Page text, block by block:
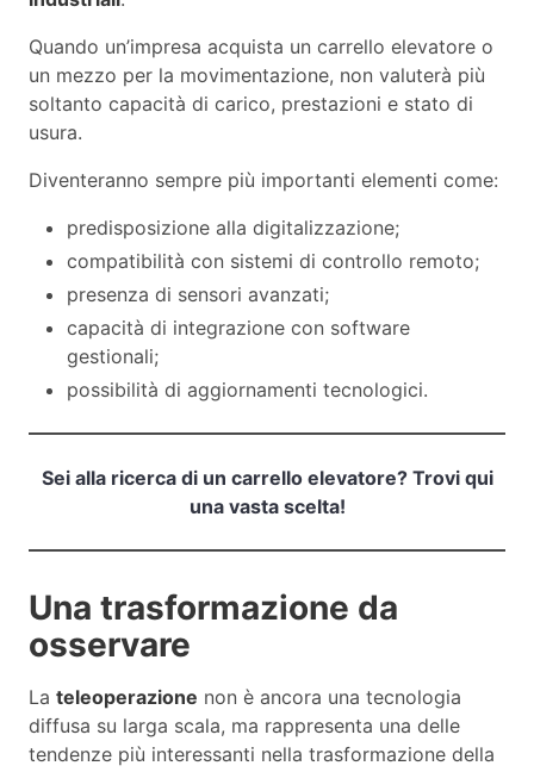
Quando un’impresa acquista un carrello elevatore o
un mezzo per la movimentazione, non valuterà più
soltanto capacità di carico, prestazioni e stato di
usura.
Diventeranno sempre più importanti elementi come:
predisposizione alla digitalizzazione;
compatibilità con sistemi di controllo remoto;
presenza di sensori avanzati;
capacità di integrazione con software
gestionali;
possibilità di aggiornamenti tecnologici.
Sei alla ricerca di un carrello elevatore? Trovi qui
una vasta scelta!
Una trasformazione da
osservare
La teleoperazione non è ancora una tecnologia
diffusa su larga scala, ma rappresenta una delle
tendenze più interessanti nella trasformazione della